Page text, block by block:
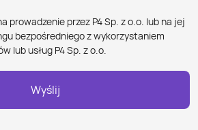
prowadzenie przez P4 Sp. z o.o. lub na jej
bezpośredniego z wykorzystaniem
lub usług P4 Sp. z o.o.
Wyślij